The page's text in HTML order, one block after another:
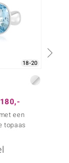
18-20
een
topaas